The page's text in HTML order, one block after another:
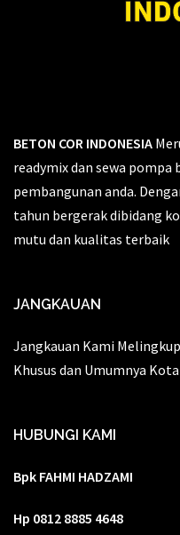
BETON COR INDONESIA
readymix dan sewa
pembangunan anda.
tahun bergerak dibidang
mutu dan kualitas terbaik
JANGKAUAN
Jangkauan Kami
Khusus dan Umumnya
HUBUNGI KAMI
Bpk FAHMI HADZAMI
Hp 0812 8885 4648